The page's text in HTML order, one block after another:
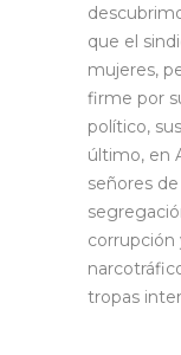
que el
mujeres,
firme por
político,
último, en
señores
corrupción
tropas